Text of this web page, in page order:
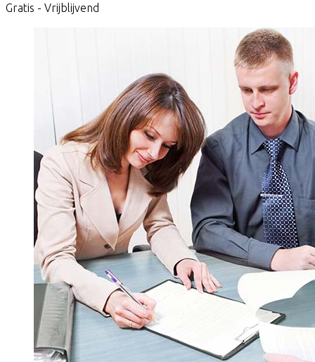
Gratis - Vrijblijvend